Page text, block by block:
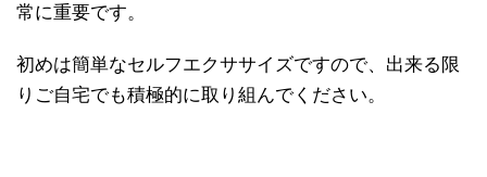
常に重要です。
初めは簡単なセルフエクササイズですので、出来る限
りご自宅でも積極的に取り組んでください。